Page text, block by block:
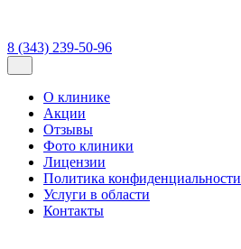
8 (343) 239-50-96
О клинике
Акции
Отзывы
Фото клиники
Лицензии
Политика конфиденциальности
Услуги в области
Контакты